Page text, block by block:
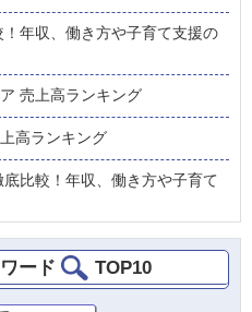
年収、働き方や子育て支援の
売上高ランキング
高ランキング
比較！年収、働き方や子育て
ード TOP10